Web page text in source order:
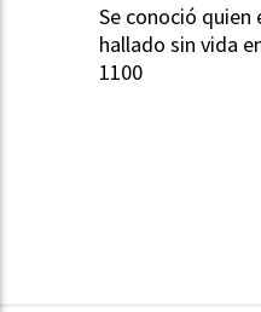
Se conoció quien
hallado sin vida
1100